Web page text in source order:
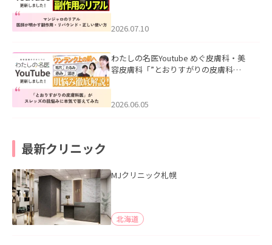
た。
2026.07.10
わたしの名医Youtube めぐ皮膚科・美
容皮膚科「”とおりすがりの皮膚科
2026.06.05
最新クリニック
MJクリニック札幌
北海道